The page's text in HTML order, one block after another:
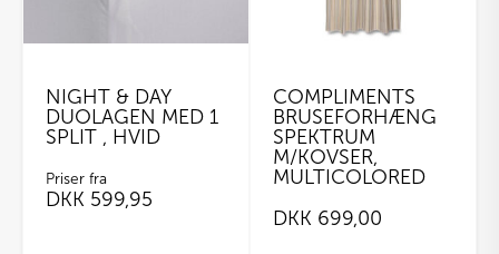
NIGHT & DAY
DUOLAGEN MED 1
SPLIT , HVID
Priser fra
DKK 599,95
COMPLIMENTS
BRUSEFORHÆNG
SPEKTRUM
M/KOVSER,
MULTICOLORED
DKK 699,00